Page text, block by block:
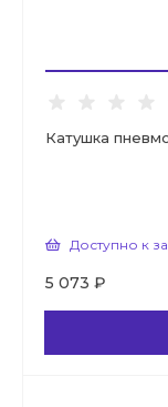
Катушка
Доступно к
5 073 ₽